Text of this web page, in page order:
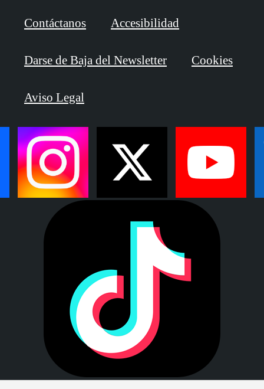
Contáctanos Accesibilidad
Darse de Baja del Newsletter Cookies
Aviso Legal